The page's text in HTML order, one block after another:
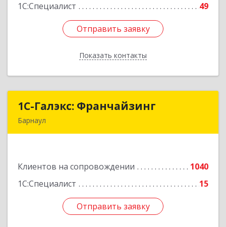
1С:Специалист
49
Отправить заявку
Показать контакты
Отправить заявку
Назад
1С-Галэкс: Франчайзинг
Барнаул
Клиентов на сопровождении
1040
1С:Специалист
15
Отправить заявку
1С-Галэкс: Франчайзинг
Подробнее
Отправить заявку